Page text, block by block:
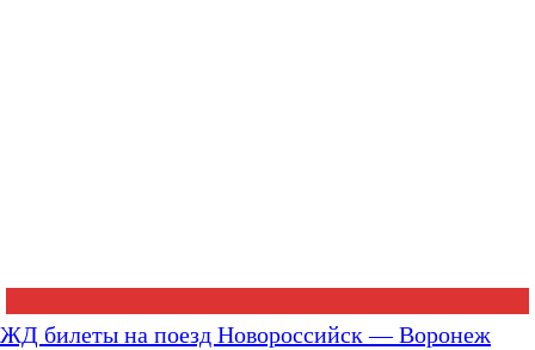
ЖД билеты на поезд Новороссийск — Воронеж